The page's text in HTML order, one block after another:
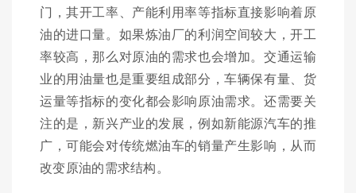
门，其开工率、产能利用率等指标直接影响着原
油的进口量。如果炼油厂的利润空间较大，开工
率较高，那么对原油的需求也会增加。交通运输
业的用油量也是重要组成部分，车辆保有量、货
运量等指标的变化都会影响原油需求。还需要关
注的是，新兴产业的发展，例如新能源汽车的推
广，可能会对传统燃油车的销量产生影响，从而
改变原油的需求结构。